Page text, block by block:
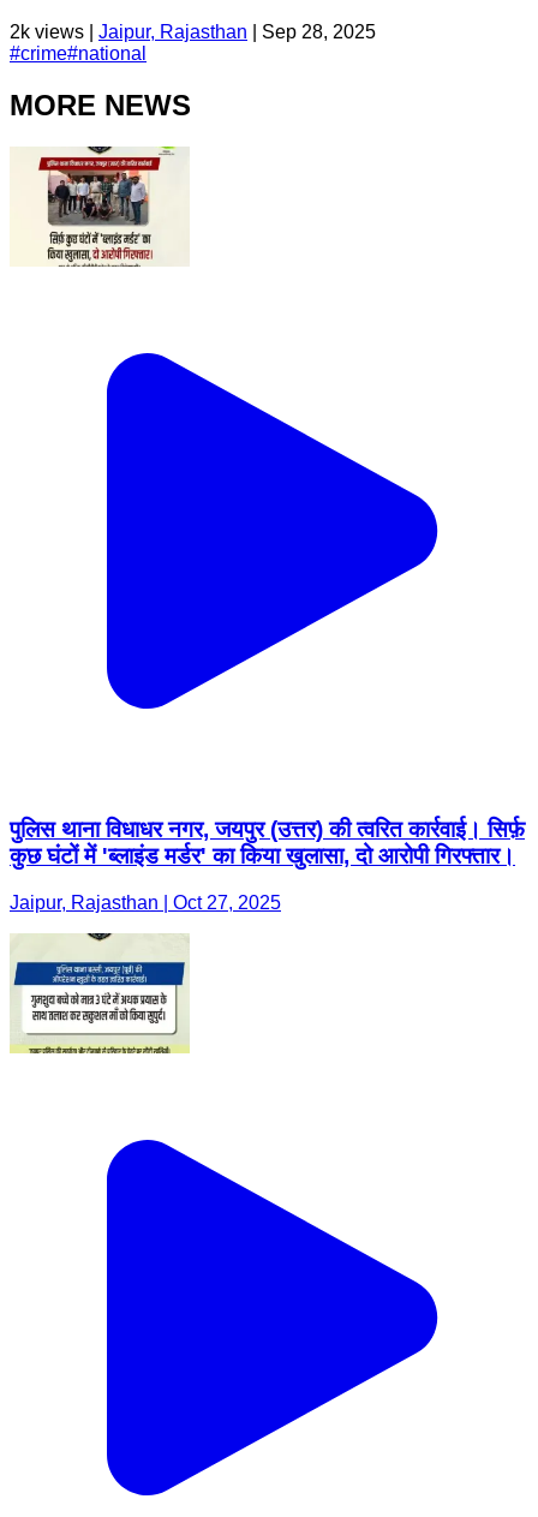
2k views | Jaipur, Rajasthan
Sep 28, 2025
#crime#national
MORE NEWS
पुलिस थाना विधाधर नगर, जयपुर (उत्तर) की त्वरित कार्रवाई। सिर्फ़
कुछ घंटों में 'ब्लाइंड मर्डर' का किया खुलासा, दो आरोपी गिरफ्तार।
Jaipur, Rajasthan | Oct 27, 2025